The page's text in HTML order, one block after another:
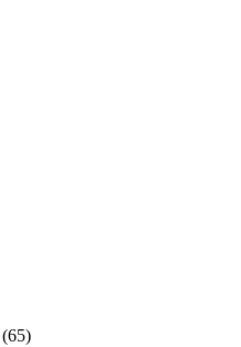
(65)